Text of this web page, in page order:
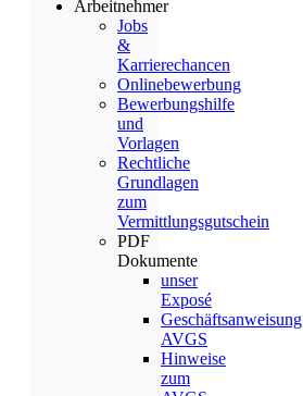
Arbeitnehmer
Jobs
&
Karrierechancen
Onlinebewerbung
Bewerbungshilfe
und
Vorlagen
Rechtliche
Grundlagen
zum
Vermittlungsgutschein
PDF
Dokumente
unser
Exposé
Geschäftsanweisung
AVGS
Hinweise
zum